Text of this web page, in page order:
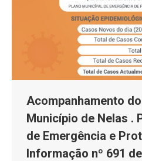
Acompanhamento
Município de Nelas .
de Emergência e
Informação nº 691